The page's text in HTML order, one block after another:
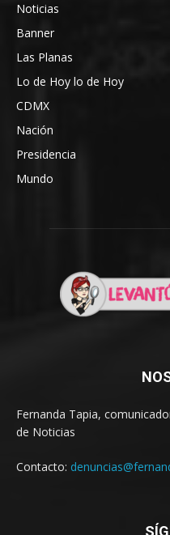
Noticias
Banner
Las Planas
Lo de Hoy lo de Hoy
CDMX
Nación
Presidencia
Mundo
Fernanda Tapia,
de Noticias
Contacto: